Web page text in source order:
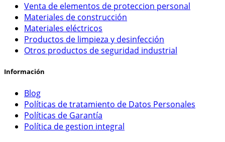
Venta de elementos de proteccion personal
Materiales de construcción
Materiales eléctricos
Productos de limpieza y desinfección
Otros productos de seguridad industrial
Información
Blog
Políticas de tratamiento de Datos Personales
Políticas de Garantía
Política de gestion integral